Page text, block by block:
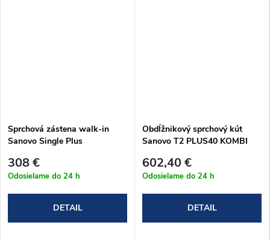
Sprchová zástena walk-in
Sanovo Single Plus
(SINP_12030C)
308 €
Odosielame do 24 h
DETAIL
Obdĺžnikový sprchový kút
Sanovo T2 PLUS40 KOMBI
(T2P40K_11590C)
602,40 €
Odosielame do 24 h
DETAIL